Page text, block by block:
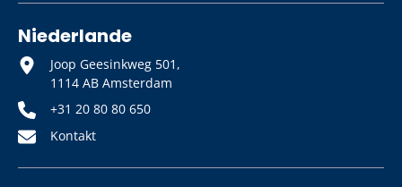
Niederlande
Joop Geesinkweg 501,
1114 AB Amsterdam
+31 20 80 80 650
Kontakt